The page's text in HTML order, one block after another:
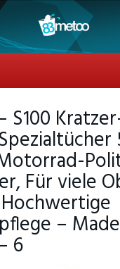
S100
Für viele
–
6